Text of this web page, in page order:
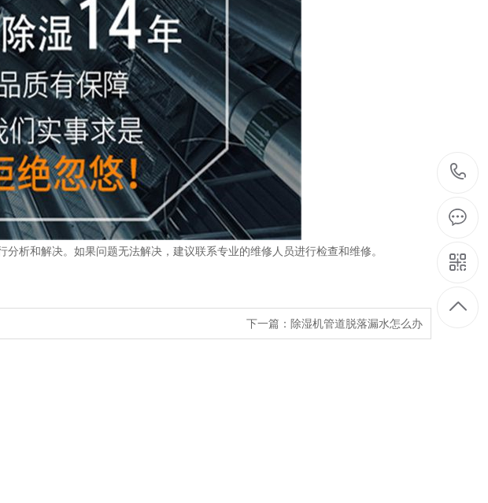
析和解决。如果问题无法解决，建议联系专业的维修人员进行检查和维修。
下一篇： 除湿机管道脱落漏水怎么办